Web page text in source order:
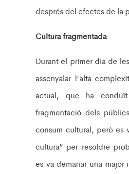
després del efectes de la
Cultura fragmentada
Durant el primer dia de
assenyalar l’alta
actual, que ha
fragmentació dels
consum cultural, però es
cultura” per resoldre
es va demanar una major